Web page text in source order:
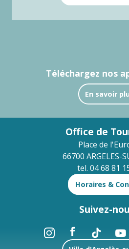
Téléchargez nos
En savoir
Office de
Place de
66700 ARGELES-
tel. 04 68 81
Horaires &
Suivez-